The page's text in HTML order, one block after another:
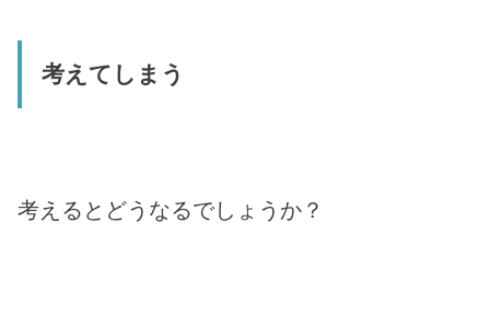
考えてしまう
考えるとどうなるでしょうか？